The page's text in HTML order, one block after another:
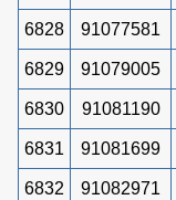
6828 91077581
6829 91079005
6830 91081190
6831 91081699
6832 91082971